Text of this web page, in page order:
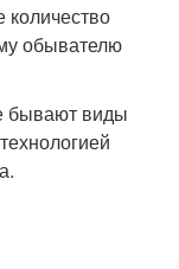
количество
обывателю
бывают виды